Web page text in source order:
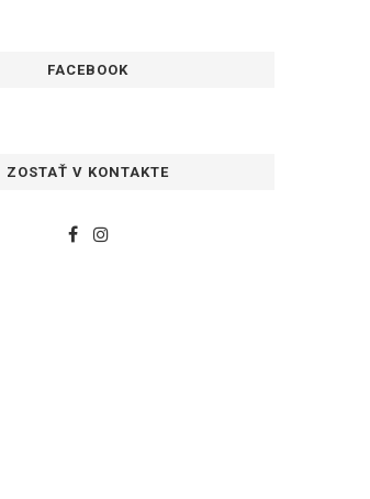
FACEBOOK
ZOSTAŤ V KONTAKTE